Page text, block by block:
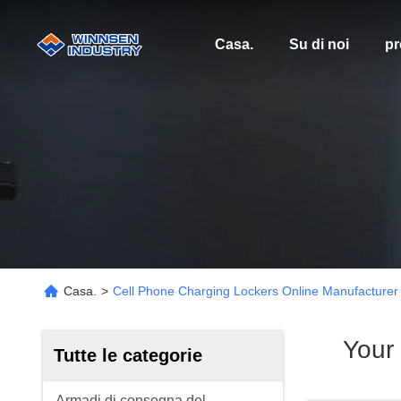
Casa. Su di noi
Casa. > Cell Phone Charging Lockers Online Manufacturer
Tutte le categorie